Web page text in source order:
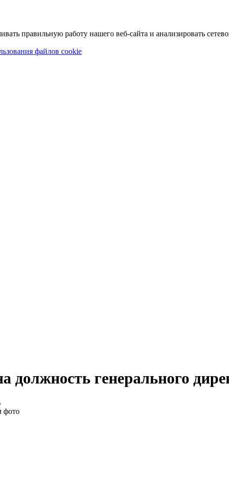
правильную работу нашего веб-сайта и анализировать
файлов cookie
должность генерального
фото